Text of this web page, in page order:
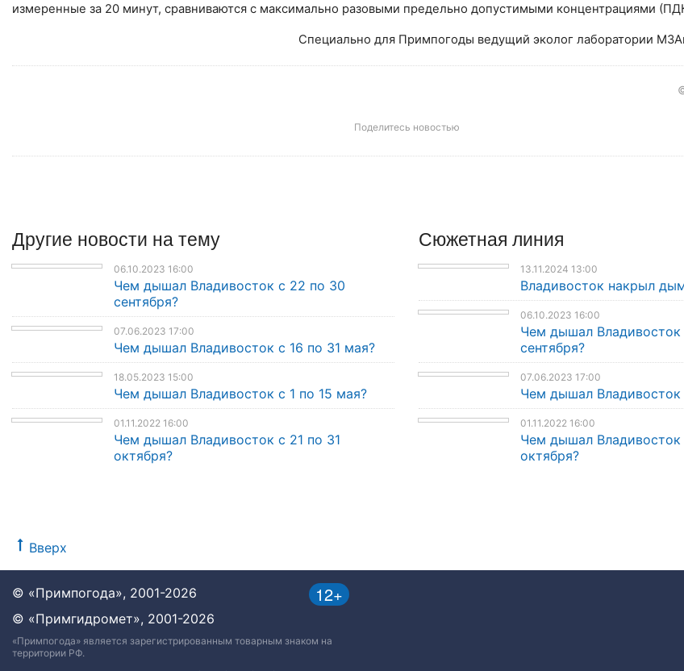
измеренные за 20 минут, сравниваются с максимально разовыми предельно допустимыми концентрациями
Специально для Примпогоды ведущий эколог лаборатории
Поделитесь новостью
Другие новости на тему
06.10.2023 16:00
Чем дышал Владивосток с 22 по 30
сентября?
07.06.2023 17:00
Чем дышал Владивосток с 16 по 31 мая?
18.05.2023 15:00
Чем дышал Владивосток с 1 по 15 мая?
01.11.2022 16:00
Чем дышал Владивосток с 21 по 31
октября?
Сюжетная линия
13.11.2024 13:00
Владивосток накрыл
06.10.2023 16:00
Чем дышал Владивосток
сентября?
07.06.2023 17:00
Чем дышал Владивосток
01.11.2022 16:00
Чем дышал Владивосток
октября?
Вверх
12+
© «Примпогода», 2001-2026
© «Примгидромет», 2001-2026
«Примпогода» является зарегистрированным товарным знаком на
территории РФ.